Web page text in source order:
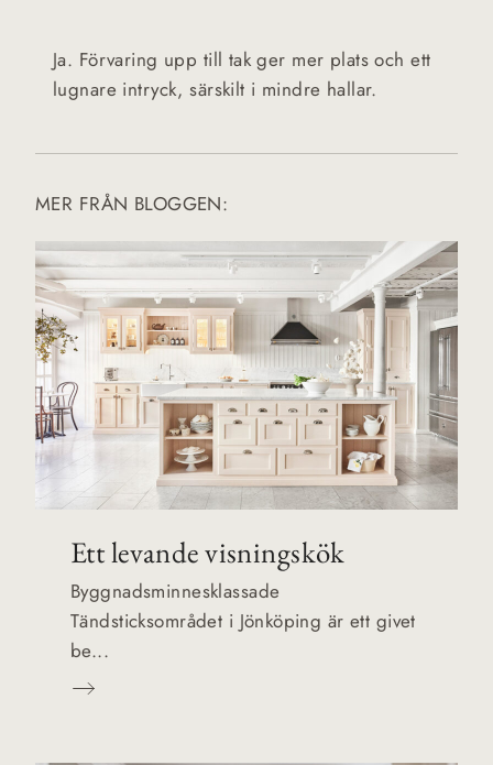
Ja. Förvaring upp till tak ger mer plats och ett
lugnare intryck, särskilt i mindre hallar.
MER FRÅN BLOGGEN:
Ett levande visningskök
Byggnadsminnesklassade
Tändsticksområdet i Jönköping är ett givet
be...